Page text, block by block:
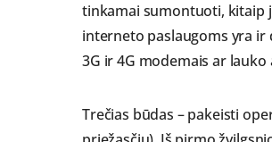
tinkamai sumontuoti, kitaip
interneto paslaugoms yra ir
3G ir 4G modemais ar lauko
Trečias būdas – pakeisti